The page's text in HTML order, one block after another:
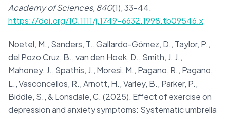
Academy of Sciences, 840(1), 33–44.
https://doi.org/10.1111/j.1749-6632.1998.tb09546.x
Noetel, M., Sanders, T., Gallardo-Gómez, D., Taylor, P.,
del Pozo Cruz, B., van den Hoek, D., Smith, J. J.,
Mahoney, J., Spathis, J., Moresi, M., Pagano, R., Pagano,
L., Vasconcellos, R., Arnott, H., Varley, B., Parker, P.,
Biddle, S., & Lonsdale, C. (2025). Effect of exercise on
depression and anxiety symptoms: Systematic umbrella